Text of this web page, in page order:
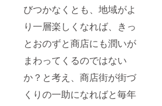
びつかなくとも、地域がよ
り一層楽しくなれば、きっ
とおのずと商店にも潤いが
まわってくるのではない
か？と考え、商店街が街づ
くりの一助になればと毎年